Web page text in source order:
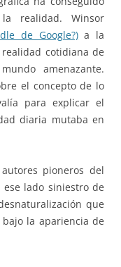
realidad. Winsor
de Google?)a la
cotidiana de
amenazante.
el concepto de lo
para explicar el
diaria mutaba en
pioneros del
ese lado siniestro de
que
la apariencia de